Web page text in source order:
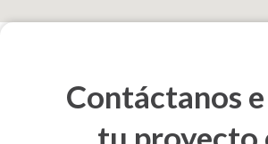
Contáctanos